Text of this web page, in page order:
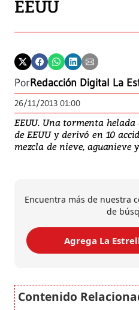
EEUU
PorRedacción Digital La
26/11/2013 01:00
EEUU. Una tormenta
de EEUU y derivó en 10
mezcla de nieve, aguanieve
Encuentra más de nuestra
de
Agrega La